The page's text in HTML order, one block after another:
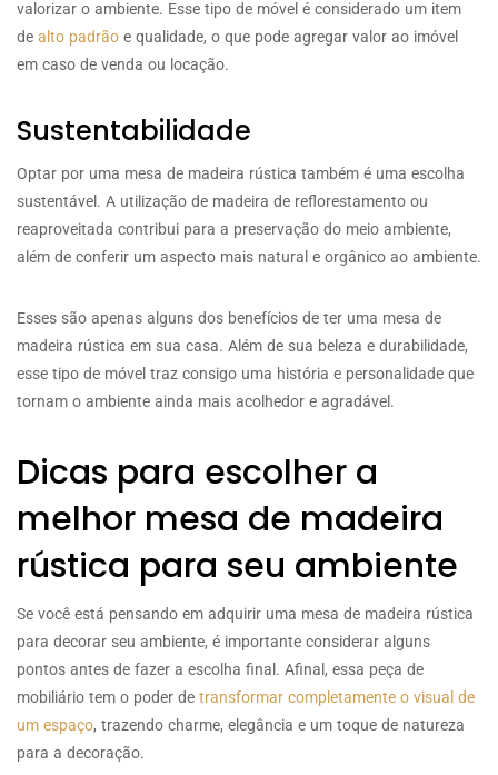
valorizar o ambiente. Esse tipo de móvel é considerado um item
de alto padrão e qualidade, o que pode agregar valor ao imóvel
em caso de venda ou locação.
Sustentabilidade
Optar por uma mesa de madeira rústica também é uma escolha
sustentável. A utilização de madeira de reflorestamento ou
reaproveitada contribui para a preservação do meio ambiente,
além de conferir um aspecto mais natural e orgânico ao ambiente.
Esses são apenas alguns dos benefícios de ter uma mesa de
madeira rústica em sua casa. Além de sua beleza e durabilidade,
esse tipo de móvel traz consigo uma história e personalidade que
tornam o ambiente ainda mais acolhedor e agradável.
Dicas para escolher a
melhor mesa de madeira
rústica para seu ambiente
Se você está pensando em adquirir uma mesa de madeira rústica
para decorar seu ambiente, é importante considerar alguns
pontos antes de fazer a escolha final. Afinal, essa peça de
mobiliário tem o poder de transformar completamente o visual de
um espaço, trazendo charme, elegância e um toque de natureza
para a decoração.